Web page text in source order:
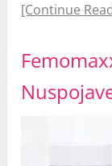
[Continue